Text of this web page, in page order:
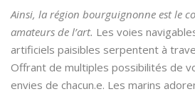
Ainsi, la région bourguignonne est le
amateurs de l’art. Les voies
artificiels paisibles serpentent à
Offrant de multiples possibilités de
envies de chacun.e. Les marins